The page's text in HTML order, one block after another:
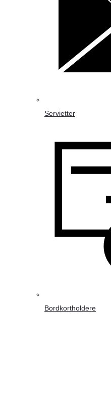
Servietter
Bordkortholdere